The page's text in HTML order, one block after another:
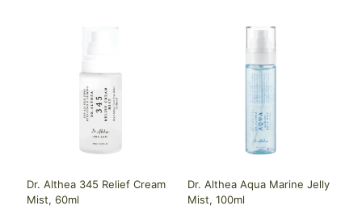
Dr. Althea 345 Relief Cream
Mist, 60ml
Dr. Althea Aqua Marine Jelly
Mist, 100ml